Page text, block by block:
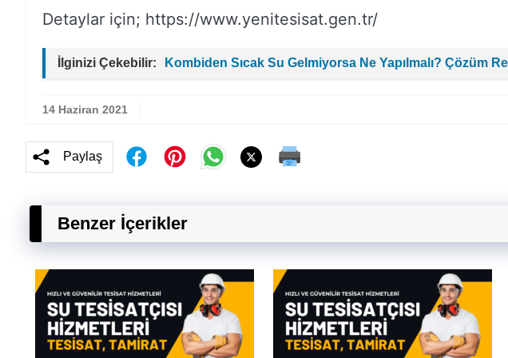
Detaylar için; https://www.yenitesisat.gen.tr/
İlginizi Çekebilir: Kombiden Sıcak Su Gelmiyorsa Ne Yapılmalı? Çözüm
14 Haziran 2021
Paylaş
Benzer İçerikler